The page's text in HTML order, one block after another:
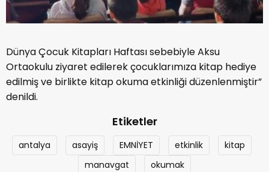
Dünya Çocuk Kitapları Haftası sebebiyle Aksu
Ortaokulu ziyaret edilerek çocuklarımıza kitap hediye
edilmiş ve birlikte kitap okuma etkinliği düzenlenmiştir”
denildi.
Etiketler
antalya asayiş EMNİYET etkinlik
kitap
manavgat
okumak